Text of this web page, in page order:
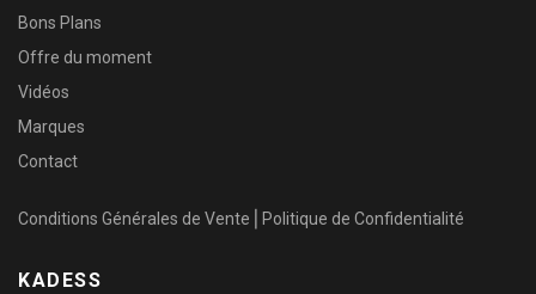
Bons Plans
Offre du moment
Vidéos
Marques
Contact
Conditions Générales de Vente Politique de Confidentialité
KADESS